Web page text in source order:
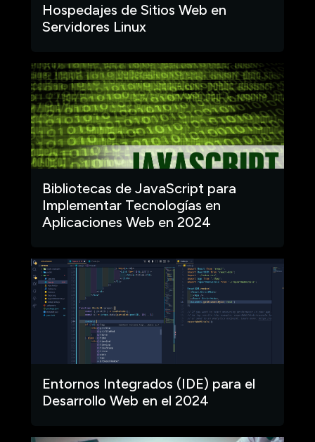
Hospedajes de Sitios Web en
Servidores Linux
Bibliotecas de JavaScript para
Implementar Tecnologías en
Aplicaciones Web en 2024
Entornos Integrados (IDE) para el
Desarrollo Web en el 2024